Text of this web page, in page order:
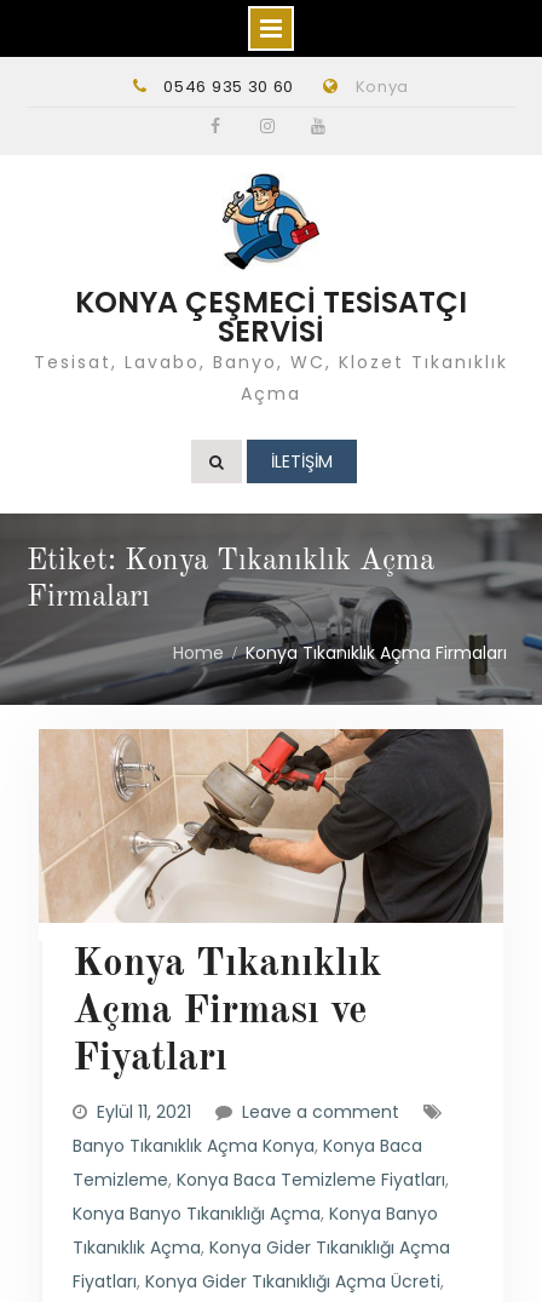
0546 935 30 60 Konya
KONYA ÇEŞMECİ TESİSATÇI
SERVİSİ
Tesisat, Lavabo, Banyo, WC, Klozet Tıkanıklık
Açma
İLETİŞİM
Etiket: Konya Tıkanıklık Açma
Firmaları
Home Konya Tıkanıklık Açma Firmaları
Konya Tıkanıklık
Açma Firması ve
Fiyatları
Eylül 11, 2021
Leave a comment
Banyo Tıkanıklık Açma Konya, Konya Baca
Temizleme, Konya Baca Temizleme Fiyatları,
Konya Banyo Tıkanıklığı Açma, Konya Banyo
Tıkanıklık Açma, Konya Gider Tıkanıklığı Açma
Fiyatları, Konya Gider Tıkanıklığı Açma Ücreti,